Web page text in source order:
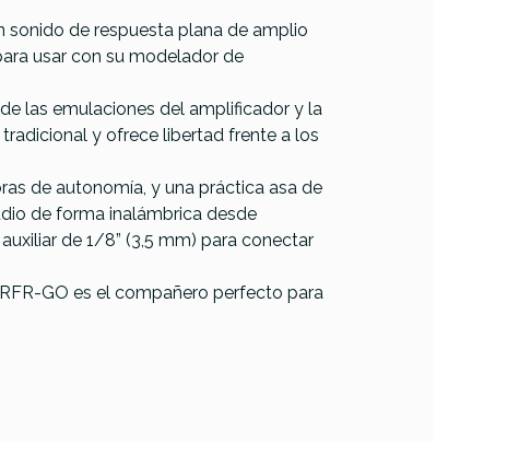
sonido de respuesta plana de amplio
usar con su modelador de
las emulaciones del amplificador y la
y ofrece libertad frente a los
de autonomía, y una práctica asa de
de forma inalámbrica desde
de 1/8” (3,5 mm) para conectar
GO es el compañero perfecto para